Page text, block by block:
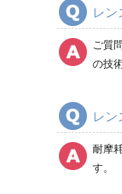
レン
ご質
の技
レン
耐摩
す。